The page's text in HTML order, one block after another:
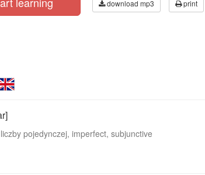
download mp3 print
pojedynczej, imperfect, subjunctive